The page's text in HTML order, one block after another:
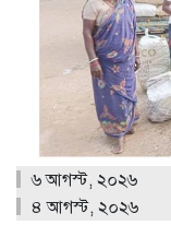
৬ আগস্ট, ২০২৬
৪ আগস্ট, ২০২৬